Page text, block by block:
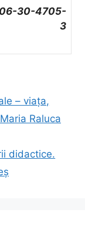
30-4705-
3
– viața,
Raluca
didactice.